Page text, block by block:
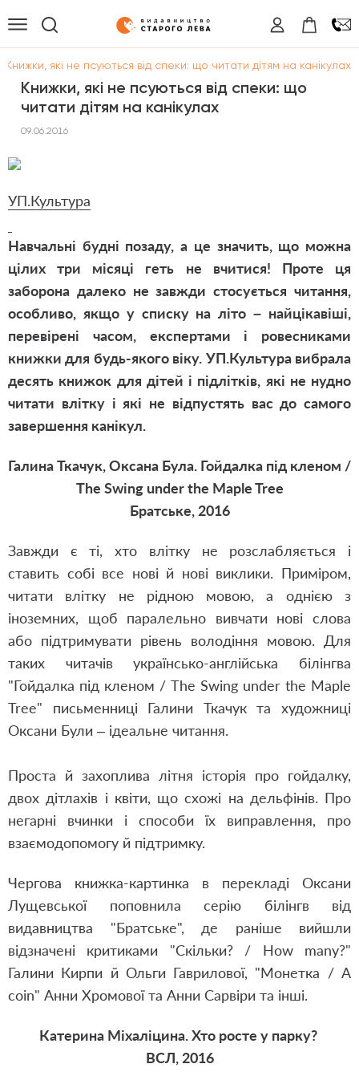
Книжки, які не псуються від спеки: що читати дітям на канікулах
Книжки, які не псуються від спеки: що
читати дітям на канікулах
09.06.2016
УП.Культура
Навчальні будні позаду, а це значить, що можна
цілих три місяці геть не вчитися! Проте ця
заборона далеко не завжди стосується читання,
особливо, якщо у списку на літо – найцікавіші,
перевірені часом, експертами і ровесниками
книжки для будь-якого віку. УП.Культура вибрала
десять книжок для дітей і підлітків, які не нудно
читати влітку і які не відпустять вас до самого
завершення канікул.
Галина Ткачук, Оксана Була. Гойдалка під кленом /
The Swing under the Maple Tree
Братське, 2016
Завжди є ті, хто влітку не розслабляється і
ставить собі все нові й нові виклики. Приміром,
читати влітку не рідною мовою, а однією з
іноземних, щоб паралельно вивчати нові слова
або підтримувати рівень володіння мовою. Для
таких читачів українсько-англійська білінгва
"Гойдалка під кленом / The Swing under the Maple
Tree" письменниці Галини Ткачук та художниці
Оксани Були – ідеальне читання.
Проста й захоплива літня історія про гойдалку,
двох дітлахів і квіти, що схожі на дельфінів. Про
негарні вчинки і способи їх виправлення, про
взаємодопомогу й підтримку.
Чергова книжка-картинка в перекладі Оксани
Лущевської поповнила серію білінгв від
видавництва "Братське", де раніше вийшли
відзначені критиками "Скільки? / How many?"
Галини Кирпи й Ольги Гаврилової, "Монетка / A
coin" Анни Хромової та Анни Сарвіри та інші.
Катерина Міхаліцина. Хто росте у парку?
ВСЛ, 2016